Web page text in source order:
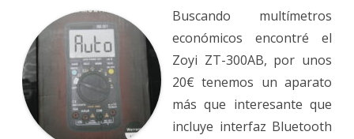
Buscando multímetros
económicos encontré el
Zoyi ZT-300AB, por unos
20€ tenemos un aparato
más que interesante que
incluye interfaz Bluetooth